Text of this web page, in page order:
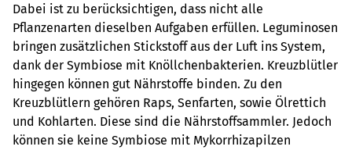
Dabei ist zu berücksichtigen, dass nicht alle
Pflanzenarten dieselben Aufgaben erfüllen. Leguminosen
bringen zusätzlichen Stickstoff aus der Luft ins System,
dank der Symbiose mit Knöllchenbakterien. Kreuzblütler
hingegen können gut Nährstoffe binden. Zu den
Kreuzblütlern gehören Raps, Senfarten, sowie Ölrettich
und Kohlarten. Diese sind die Nährstoffsammler. Jedoch
können sie keine Symbiose mit Mykorrhizapilzen